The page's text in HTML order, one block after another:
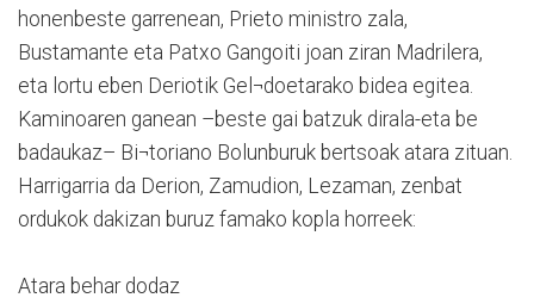
honenbeste garrenean, Prieto ministro zala,
Bustamante eta Patxo Gangoiti joan ziran Madrilera,
eta lortu eben Deriotik Gel¬doetarako bidea egitea.
Kaminoaren ganean –beste gai batzuk dirala-eta be
badaukaz– Bi¬toriano Bolunburuk bertsoak atara zituan.
Harrigarria da Derion, Zamudion, Lezaman, zenbat
ordukok dakizan buruz famako kopla horreek:
Atara behar dodaz